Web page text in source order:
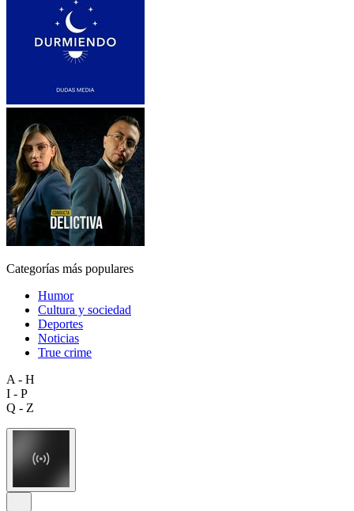
Categorías más populares
Humor
Cultura y sociedad
Deportes
Noticias
True crime
A - H
I - P
Q - Z